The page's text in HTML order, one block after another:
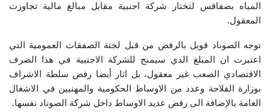
المياه بصفاقس لتختار شركة اجنبية مقابل مبالغ مالية تجاوزت
المعقول.
توجه الصوناد قوبل بالرفض من قبل لجنة الصفقات العمومية التي
اعتبرت ان المبلغ الذي سيمنح للشركة الاجنبية في هذا الضرف
الاقتصادي الصعب غير معقول، بل اثار أيضا رفض سلطة الاشراف
بوزارة الفلاحة وعدد من الاوساط الحكومية والمهنيين في الاشغال
العامة بالإضافة الى رفض عديد الاوساط داخل شركة الصوناد نفسها.